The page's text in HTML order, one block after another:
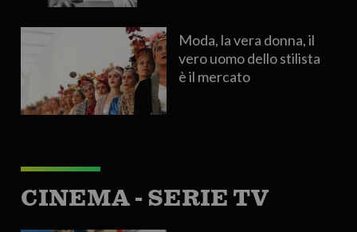
Moda, la vera donna, il
vero uomo dello stilista
è il mercato
CINEMA - SERIE TV